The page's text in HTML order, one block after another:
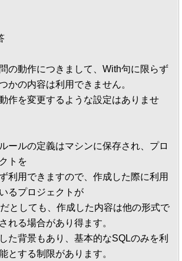
の動作につきまして、With句に限らず
かの内容は利用できません。
作を変更するような設定はありませ
ールの定義はマシンに保存され、プロ
トを
利用できますので、作成した際に利用
るプロジェクトが
としても、作成した内容は他の形式で
れる場合があり得ます。
た背景もあり、基本的なSQLのみを利
とする制限があります。